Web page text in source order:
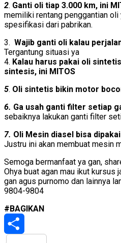
2. Ganti oli tiap 3.000 km, ini
memiliki rentang penggantian
spesifikasi dari pabrikan.
3. Wajib ganti oli kalau
Tergantung situasi ya
4. Kalau harus pakai oli
sintesis, ini MITOS
5. Oli sintetis bikin motor
6. Ga usah ganti filter setiap
sebaiknya lakukan ganti filter
7. Oli Mesin diasel bisa
Justru ini akan membuat mesin
Semoga bermanfaat ya gan,
Ohya buat agan mau ikut kursus
gan agus purnomo dan lainnya
9804-9804
#BAGIKAN